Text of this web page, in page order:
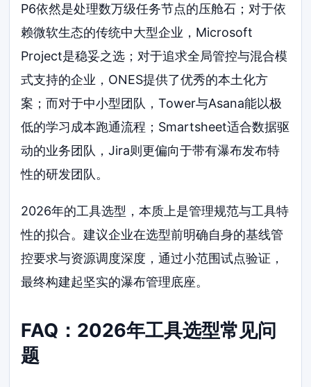
P6依然是处理数万级任务节点的压舱石；对于依
赖微软生态的传统中大型企业，Microsoft
Project是稳妥之选；对于追求全局管控与混合模
式支持的企业，ONES提供了优秀的本土化方
案；而对于中小型团队，Tower与Asana能以极
低的学习成本跑通流程；Smartsheet适合数据驱
动的业务团队，Jira则更偏向于带有瀑布发布特
性的研发团队。
2026年的工具选型，本质上是管理规范与工具特
性的拟合。建议企业在选型前明确自身的基线管
控要求与资源调度深度，通过小范围试点验证，
最终构建起坚实的瀑布管理底座。
FAQ：2026年工具选型常见问
题